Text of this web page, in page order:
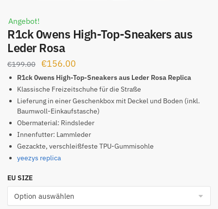
Angebot!
R1ck 0wens High-Top-Sneakers aus
Leder Rosa
€199.00
Ursprünglicher
Preis
war:
€199.00
€156.00
Preis
ist:
€156.00.
R1ck 0wens High-Top-Sneakers aus Leder Rosa Replica
Klassische Freizeitschuhe für die Straße
Lieferung in einer Geschenkbox mit Deckel und Boden (inkl.
Baumwoll-Einkaufstasche)
Obermaterial: Rindsleder
Innenfutter: Lammleder
Gezackte, verschleißfeste TPU-Gummisohle
yeezys replica
EU SIZE